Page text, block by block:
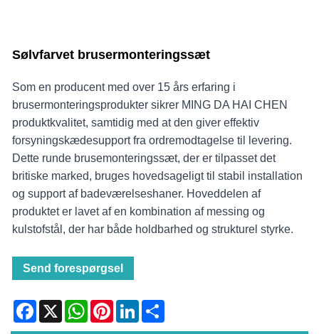
Sølvfarvet brusermonteringssæt
Som en producent med over 15 års erfaring i
brusermonteringsprodukter sikrer MING DA HAI CHEN
produktkvalitet, samtidig med at den giver effektiv
forsyningskædesupport fra ordremodtagelse til levering.
Dette runde brusemonteringssæt, der er tilpasset det
britiske marked, bruges hovedsageligt til stabil installation
og support af badeværelseshaner. Hoveddelen af ​​
produktet er lavet af en kombination af messing og
kulstofstål, der har både holdbarhed og strukturel styrke.
Send forespørgsel
Facebook
X WhatsAppPinterestLinkedIn